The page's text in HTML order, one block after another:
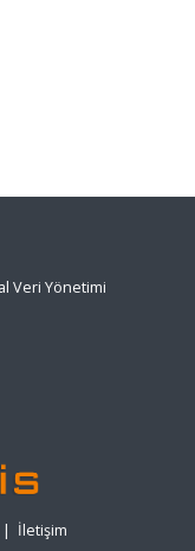
Veri Yönetimi
| İletişim